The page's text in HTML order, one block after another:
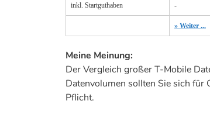
inkl. Startguthaben -
» Weiter ...
Meine Meinung:
Der Vergleich großer T-Mobile
Datenvolumen sollten Sie sich für
Pflicht.